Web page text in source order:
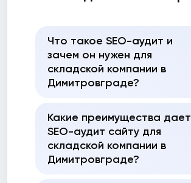
Что такое SEO-аудит и
зачем он нужен для
складской компании в
Димитровграде?
Какие преимущества дает
SEO-аудит сайту для
складской компании в
Димитровграде?